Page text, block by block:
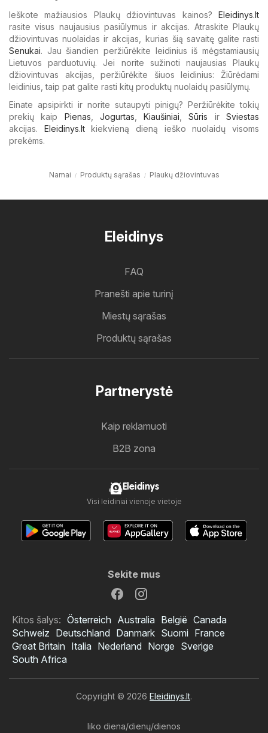
Ieškote mažiausios Plaukų džiovintuvas kainos? Eleidinys.lt
rasite visus naujausius pasiūlymus ir akcijas. Atraskite Plaukų
džiovintuvas nuolaidas ir akcijas, kurias šią savaitę galite rasti
Senukai. Jau šiandien peržiūrėkite leidinius iš mėgstamiausių
Lietuvos parduotuvių. Jei norite sužinoti naujausias Plaukų
džiovintuvas akcijas, peržiūrėkite šiuos leidinius: Žiūrėdami
leidinius, taip pat galite rasti kitų produktų nuolaidų pasiūlymų.
Einate apsipirkti ir norite sutaupyti pinigų? Peržiūrėkite tokių
prekių kaip Pienas Jogurtas ,Kiaušiniai ,Sūris irSviestas
akcijas. Eleidinys.ltkiekvieną dieną ieško nuolaidų visoms
prekėms.
Namai Produktų sąrašas Plaukų džiovintuvas
Eleidinys
FAQ
Pranešti apie turinį
Miestų sąrašas
Produktų sąrašas
Partnerystė
Kaip reklamuoti
B2B zona
Eleidinys
Visi leidiniai vienoje vietoje
Sekite mus
Kitos šalys: Österreich Australia België Canada
Schweiz Deutschland Danmark Suomi France
Great Britain Italia Nederland Norge Sverige
South Africa
Copyright © 2026 Eleidinys.lt.
liko diena/dienų/dienos